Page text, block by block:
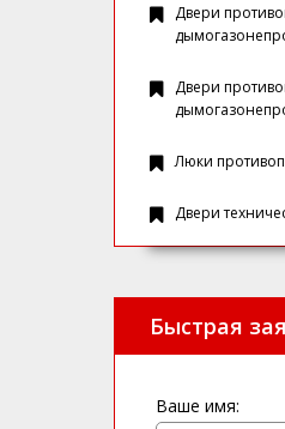
Двери
Двери
Люки
Двери
Быстрая
Ваше имя: